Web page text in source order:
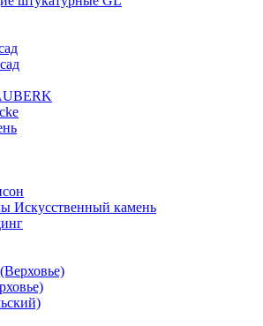
Искусственный камень